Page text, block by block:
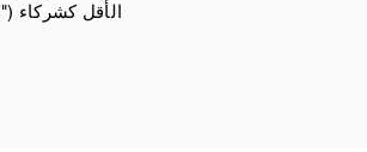
الأقل كشركاء